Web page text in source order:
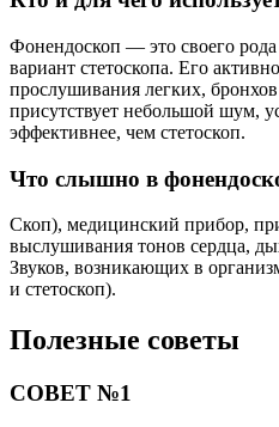
Фонендоскоп — это своего
вариант стетоскопа. Его
прослушивания легких,
присутствует небольшой шум,
эффективнее, чем стетоскоп.
Что слышно в
Скоп), медицинский прибор,
выслушивания тонов сердца,
Звуков, возникающих в
и стетоскоп).
Полезные советы
СОВЕТ №1